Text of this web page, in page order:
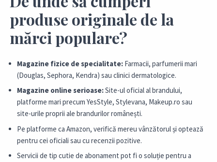
produse originale de la
mărci populare?
Magazine fizice de specialitate: Farmacii, parfumerii mari
(Douglas, Sephora, Kendra) sau clinici dermatologice.
Magazine online serioase:Site-ul oficial al brandului,
platforme mari precum YesStyle, Stylevana, Makeup.ro sau
site-urile proprii ale brandurilor românești.
Pe platforme ca Amazon, verifică mereu vânzătorul și optează
pentru cei oficiali sau cu recenzii pozitive.
Servicii de tip cutie de abonament pot fi o soluție pentru a